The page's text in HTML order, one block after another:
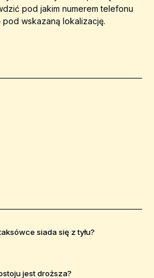
pod jakim numerem telefonu
pod wskazaną lokalizację.
siada się z tyłu?
jest droższa?